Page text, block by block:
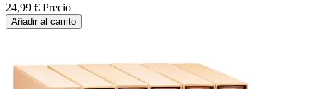
24,99 € Precio
Añadir al carrito